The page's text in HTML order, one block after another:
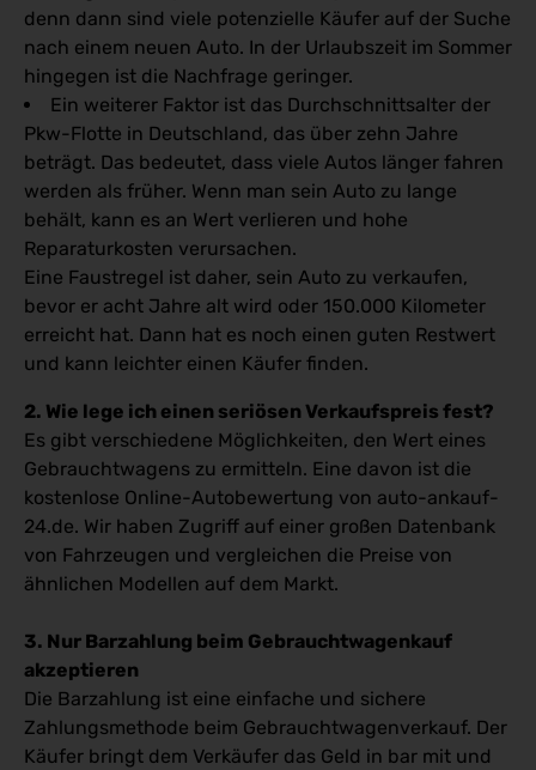
denn dann sind viele potenzielle Käufer auf der Suche
nach einem neuen Auto. In der Urlaubszeit im Sommer
hingegen ist die Nachfrage geringer.
Ein weiterer Faktor ist das Durchschnittsalter der
Pkw-Flotte in Deutschland, das über zehn Jahre
beträgt. Das bedeutet, dass viele Autos länger fahren
werden als früher. Wenn man sein Auto zu lange
behält, kann es an Wert verlieren und hohe
Reparaturkosten verursachen.
Eine Faustregel ist daher, sein Auto zu verkaufen,
bevor er acht Jahre alt wird oder 150.000 Kilometer
erreicht hat. Dann hat es noch einen guten Restwert
und kann leichter einen Käufer finden.
2. Wie lege ich einen seriösen Verkaufspreis fest?
Es gibt verschiedene Möglichkeiten, den Wert eines
Gebrauchtwagens zu ermitteln. Eine davon ist die
kostenlose Online-Autobewertung von auto-ankauf-
24.de. Wir haben Zugriff auf einer großen Datenbank
von Fahrzeugen und vergleichen die Preise von
ähnlichen Modellen auf dem Markt.
3. Nur Barzahlung beim Gebrauchtwagenkauf
akzeptieren
Die Barzahlung ist eine einfache und sichere
Zahlungsmethode beim Gebrauchtwagenverkauf. Der
Käufer bringt dem Verkäufer das Geld in bar mit und